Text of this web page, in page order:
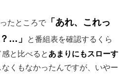
たところで
「あれ、これっ
…」
と番組表を確認するくら
と比べると あまりにもスローす
くもなかったんですが、いやー